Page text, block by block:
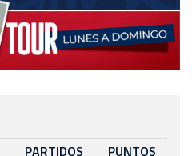
PARTIDOS PUNTOS